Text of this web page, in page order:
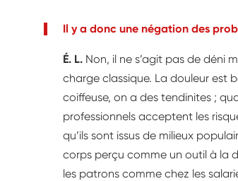
Il y a donc une négation des
É. L. Non, il ne s’agit pas de déni
charge classique. La douleur est
coiffeuse, on a des tendinites ;
professionnels acceptent les
qu’ils sont issus de milieux
corps perçu comme un outil à la
les patrons comme chez les